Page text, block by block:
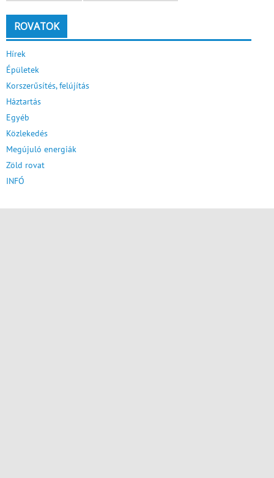
ROVATOK
Hírek
Épületek
Korszerűsítés, felújítás
Háztartás
Egyéb
Közlekedés
Megújuló energiák
Zöld rovat
INFÓ